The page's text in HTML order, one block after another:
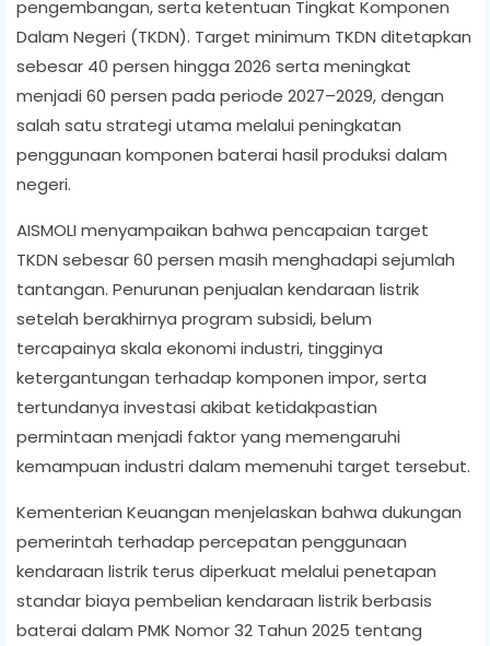
pengembangan, serta ketentuan Tingkat Komponen
Dalam Negeri (TKDN). Target minimum TKDN ditetapkan
sebesar 40 persen hingga 2026 serta meningkat
menjadi 60 persen pada periode 2027–2029, dengan
salah satu strategi utama melalui peningkatan
penggunaan komponen baterai hasil produksi dalam
negeri.
AISMOLI menyampaikan bahwa pencapaian target
TKDN sebesar 60 persen masih menghadapi sejumlah
tantangan. Penurunan penjualan kendaraan listrik
setelah berakhirnya program subsidi, belum
tercapainya skala ekonomi industri, tingginya
ketergantungan terhadap komponen impor, serta
tertundanya investasi akibat ketidakpastian
permintaan menjadi faktor yang memengaruhi
kemampuan industri dalam memenuhi target tersebut.
Kementerian Keuangan menjelaskan bahwa dukungan
pemerintah terhadap percepatan penggunaan
kendaraan listrik terus diperkuat melalui penetapan
standar biaya pembelian kendaraan listrik berbasis
baterai dalam PMK Nomor 32 Tahun 2025 tentang